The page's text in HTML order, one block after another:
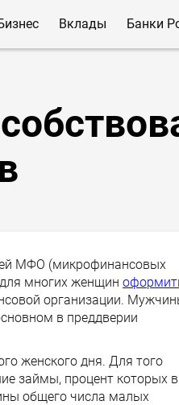
Вклады Банки
МФО (микрофинансовых
многих женщин
организации.
в преддверии
женского дня. Для того
займы, процент которых в
общего числа малых